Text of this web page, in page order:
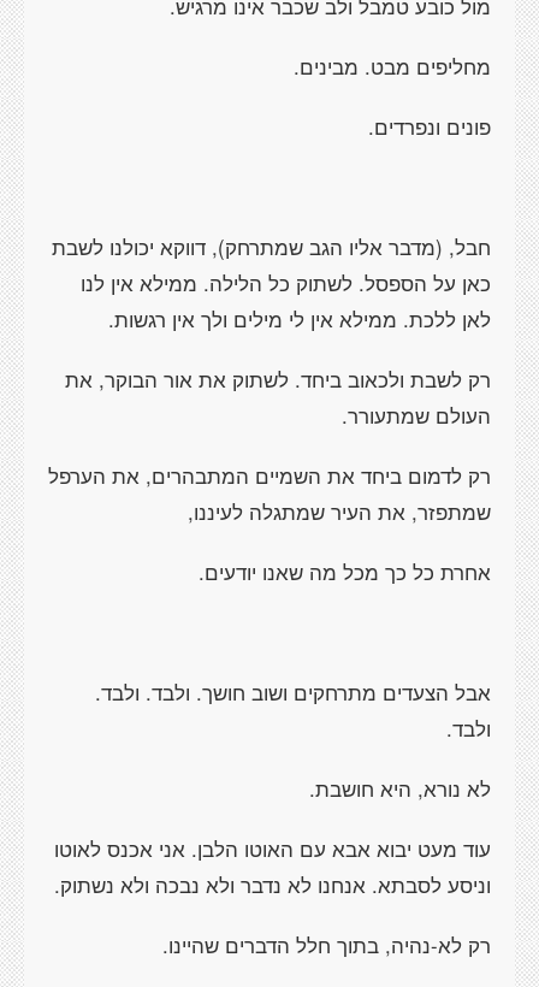
מול כובע טמבל ולב שכבר אינו מרגיש.
מחליפים מבט. מבינים.
פונים ונפרדים.
חבל, (מדבר אליו הגב שמתרחק), דווקא יכולנו לשבת
כאן על הספסל. לשתוק כל הלילה. ממילא אין לנו
לאן ללכת. ממילא אין לי מילים ולך אין רגשות.
רק לשבת ולכאוב ביחד. לשתוק את אור הבוקר, את
העולם שמתעורר.
רק לדמום ביחד את השמיים המתבהרים, את הערפל
שמתפזר, את העיר שמתגלה לעיננו,
אחרת כל כך מכל מה שאנו יודעים.
אבל הצעדים מתרחקים ושוב חושך. ולבד. ולבד.
ולבד.
לא נורא, היא חושבת.
עוד מעט יבוא אבא עם האוטו הלבן. אני אכנס לאוטו
וניסע לסבתא. אנחנו לא נדבר ולא נבכה ולא נשתוק.
רק לא-נהיה, בתוך חלל הדברים שהיינו.